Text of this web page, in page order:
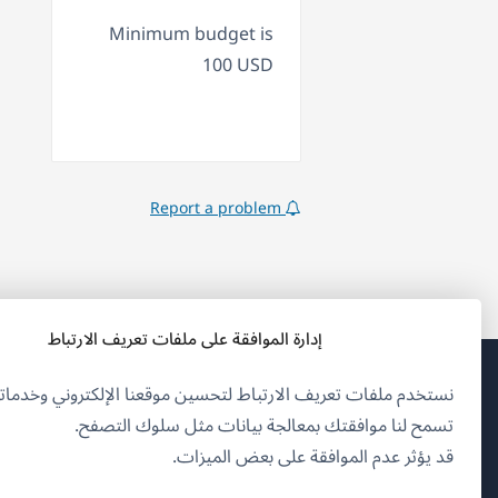
إدارة الموافقة على ملفات تعريف الارتباط
نستخدم ملفات تعريف الارتباط لتحسين موقعنا الإلكتروني
تسمح لنا موافقتك بمعالجة بيانات مثل سلوك التصفح.
قد يؤثر عدم الموافقة على بعض الميزات.
Minimum budget is
100 USD
Report a problem
© 2026
OnTheGoSystems Limited